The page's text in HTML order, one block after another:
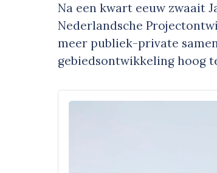
Na een kwart eeuw zwaait
Nederlandsche
meer publiek-private
gebiedsontwikkeling hoog